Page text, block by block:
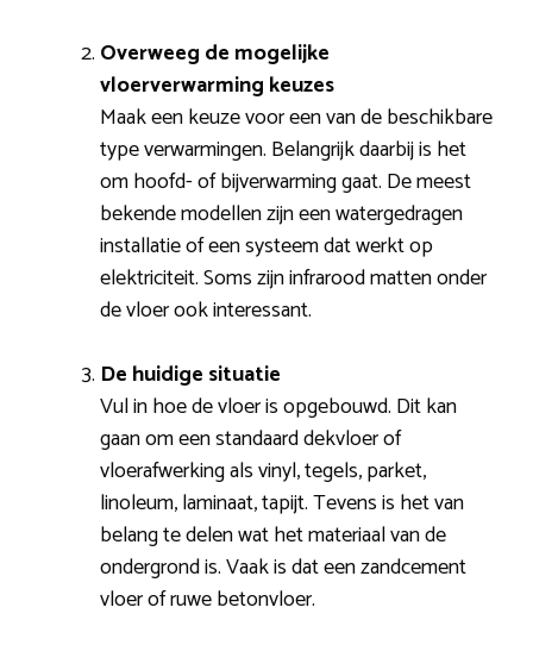
Overweeg de mogelijke
vloerverwarming keuzes
Maak een keuze voor een van de beschikbare
type verwarmingen. Belangrijk daarbij is het
om hoofd- of bijverwarming gaat. De meest
bekende modellen zijn een watergedragen
installatie of een systeem dat werkt op
elektriciteit. Soms zijn infrarood matten onder
de vloer ook interessant.
De huidige situatie
Vul in hoe de vloer is opgebouwd. Dit kan
gaan om een standaard dekvloer of
vloerafwerking als vinyl, tegels, parket,
linoleum, laminaat, tapijt. Tevens is het van
belang te delen wat het materiaal van de
ondergrond is. Vaak is dat een zandcement
vloer of ruwe betonvloer.